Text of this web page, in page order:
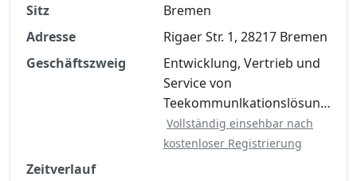
Finanzkennzahlen nach kostenloser
Registrierung verfügbar
Jetzt kostenlos registrieren
Sitz
Bremen
Adresse
Rigaer Str. 1, 28217 Bremen
Geschäftszweig
Entwicklung, Vertrieb und
Service von
Teekommunlkationslösun…
Vollständig einsehbar nach
kostenloser Registrierung
Zeitverlauf